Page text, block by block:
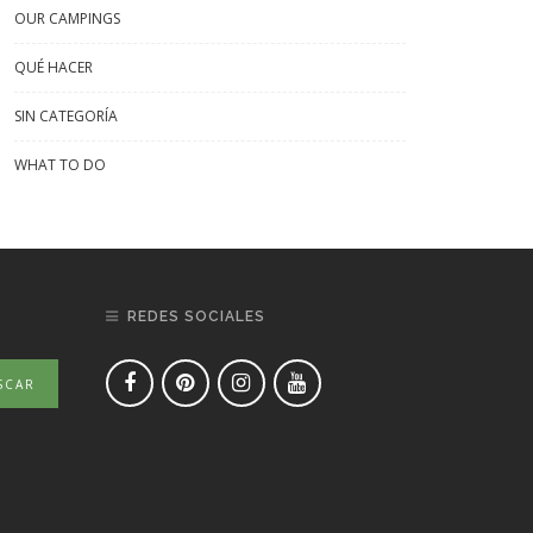
OUR CAMPINGS
QUÉ HACER
SIN CATEGORÍA
WHAT TO DO
REDES SOCIALES